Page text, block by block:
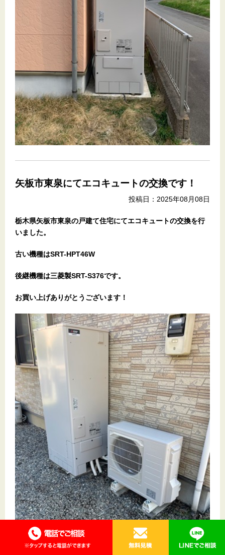
矢板市東泉にてエコキュートの交換です！
投稿日：2025年08月08日
栃木県矢板市東泉の戸建て住宅にてエコキュートの交換を行
いました。
古い機種はSRT-HPT46W
後継機種は三菱製SRT-S376です。
お買い上げありがとうございます ！